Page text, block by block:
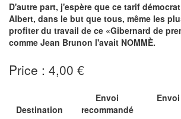
D'autre part, j'espère que ce tarif
Albert, dans le but que tous, même les
profiter du travail de ce «Gibernard de
comme Jean Brunon l'avait NOMMÈ.
Price : 4,00 €
Destination
Envoi
recommandé